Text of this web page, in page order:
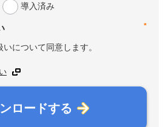
導入済み
*
について同意します。
ロードする